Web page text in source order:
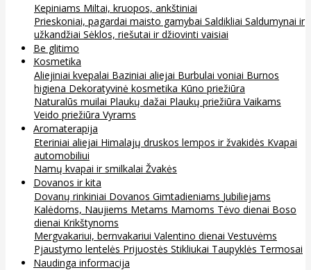
Kepiniams Miltai, kruopos, ankštiniai
Prieskoniai, pagardai maisto gamybai Saldikliai Saldumynai ir
užkandžiai Sėklos, riešutai ir džiovinti vaisiai
Be glitimo
Kosmetika
Aliejiniai kvepalai Baziniai aliejai Burbulai voniai Burnos
higiena Dekoratyvinė kosmetika Kūno priežiūra
Naturalūs muilai Plaukų dažai Plaukų priežiūra Vaikams
Veido priežiūra Vyrams
Aromaterapija
Eteriniai aliejai Himalajų druskos lempos ir žvakidės Kvapai
automobiliui
Namų kvapai ir smilkalai Žvakės
Dovanos ir kita
Dovanų rinkiniai Dovanos Gimtadieniams Jubiliejams
Kalėdoms, Naujiems Metams Mamoms Tėvo dienai Boso
dienai Krikštynoms
Mergvakariui, bernvakariui Valentino dienai Vestuvėms
Pjaustymo lentelės Prijuostės Stikliukai Taupyklės Termosai
Naudinga informacija